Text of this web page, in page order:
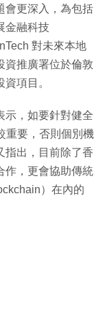
會更深入，為包括
金融科技
對未來本地
資推廣署位於倫敦
項目。
示，如要針對健全
重要，否則個別機
指出，目前除了香
作，更會協助傳統
）在內的